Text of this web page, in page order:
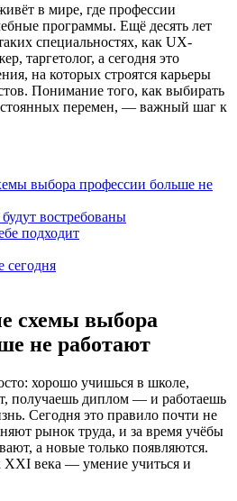
в мире, где профессии
программы. Ещё десять лет
специальностях, как UX-
таргетолог, а сегодня это
на которых строятся карьеры
Понимание того, как выбирать
перемен, — важный шаг к
выбора профессии больше не
востребованы
подходит
сегодня
схемы выбора
не работают
хорошо учишься в школе,
получаешь диплом — и работаешь
Сегодня это правило почти не
рынок труда, и за время учёбы
а новые только появляются.
века — умение учиться и